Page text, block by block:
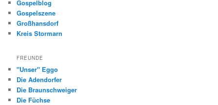
Gospelblog
Gospelszene
Großhansdorf
Kreis Stormarn
FREUNDE
"Unser" Eggo
Die Adendorfer
Die Braunschweiger
Die Füchse